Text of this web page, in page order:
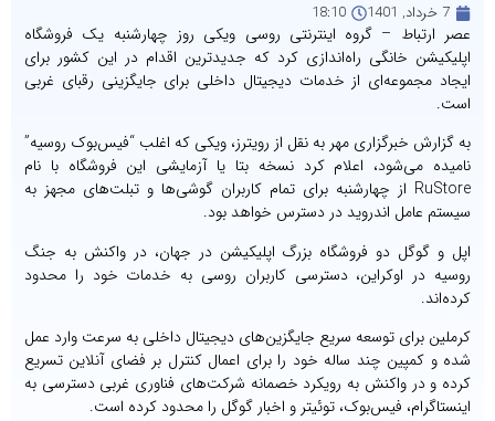
7 خرداد, 1401 18:10
عصر ارتباط – گروه اینترنتی روسی ویکی روز چهارشنبه یک فروشگاه
اپلیکیشن خانگی راه‌اندازی کرد که جدیدترین اقدام در این کشور برای
ایجاد مجموعه‌ای از خدمات دیجیتال داخلی برای جایگزینی رقبای غربی
است.
به گزارش خبرگزاری مهر به نقل از رویترز، ویکی که اغلب “فیس‌بوک روسیه”
نامیده می‌شود، اعلام کرد نسخه بتا یا آزمایشی این فروشگاه با نام
RuStore از چهارشنبه برای تمام کاربران گوشی‌ها و تبلت‌های مجهز به
سیستم عامل اندروید در دسترس خواهد بود.
اپل و گوگل دو فروشگاه بزرگ اپلیکیشن در جهان، در واکنش به جنگ
روسیه در اوکراین، دسترسی کاربران روسی به خدمات خود را محدود
کرده‌اند.
کرملین برای توسعه سریع جایگزین‌های دیجیتال داخلی به سرعت وارد عمل
شده و کمپین چند ساله خود را برای اعمال کنترل بر فضای آنلاین تسریع
کرده و در واکنش به رویکرد خصمانه شرکت‌های فناوری غربی دسترسی به
اینستاگرام، فیس‌بوک، توئیتر و اخبار گوگل را محدود کرده است.